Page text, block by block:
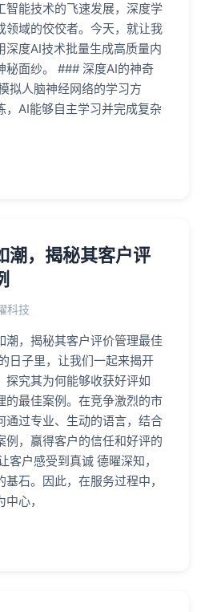
智能技术的飞速发展，深度学
领域的佼佼者。今天，就让我
深度AI技术批量生成高质量内
秘面纱。 ### 深度AI的神奇
拟人脑神经网络的学习方
，AI能够自主学习并完成复杂
潮，揭秘其客户评
科技
潮，揭秘其客户评价管理最佳
日子里，让我们一起来揭开
探究其为何能够收获好评如
的最佳案例。在竞争激烈的市
通过专业、生动的语言，结合
例，赢得客户的信任和好评的
客户感受到真诚 德曜深知，
石。因此，在服务过程中，
心，